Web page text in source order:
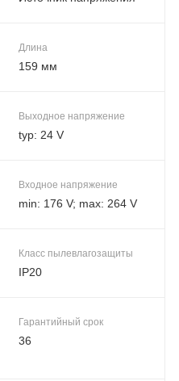
Длина
159 мм
Выходное напряжение
typ: 24 V
Входное напряжение
min: 176 V; max: 264 V
Класс пылевлагозащиты
IP20
Гарантийный срок
36